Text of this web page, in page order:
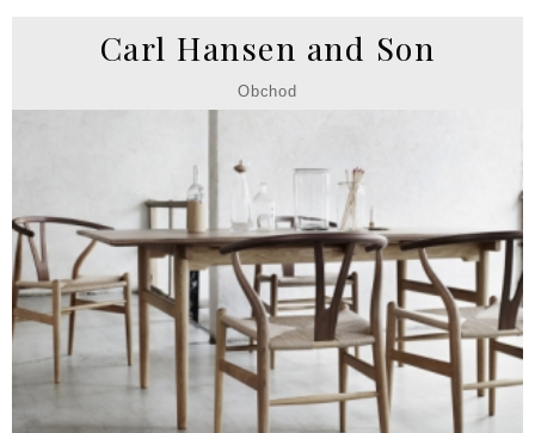
Carl Hansen and Son
Obchod